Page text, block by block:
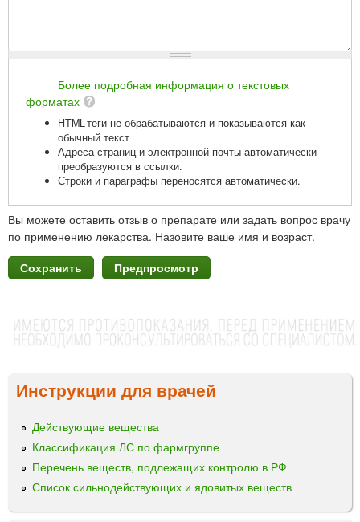
Более подробная информация о текстовых
форматах
HTML-теги не обрабатываются и показываются как
обычный текст
Адреса страниц и электронной почты автоматически
преобразуются в ссылки.
Строки и параграфы переносятся автоматически.
Вы можете оставить отзыв о препарате или задать вопрос врачу
по применению лекарства. Назовите ваше имя и возраст.
Инструкции для врачей
Действующие вещества
Классификация ЛС по фармгруппе
Перечень веществ, подлежащих контролю в РФ
Список сильнодействующих и ядовитых веществ